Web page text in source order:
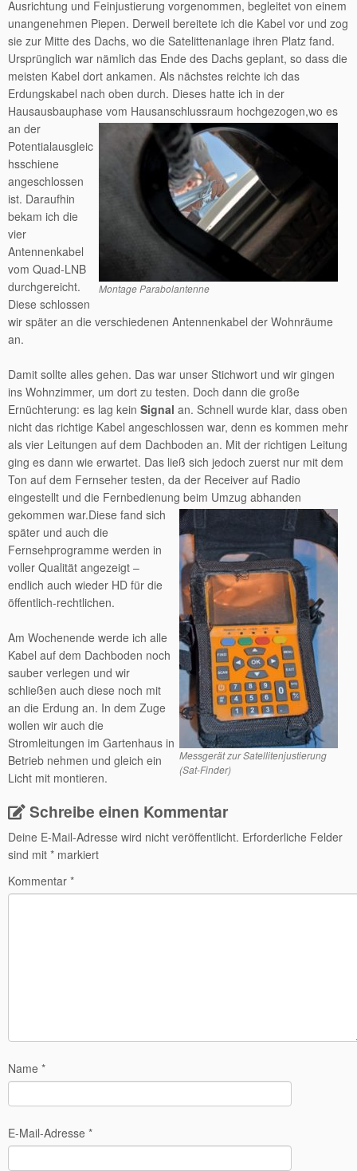
Ausrichtung und Feinjustierung vorgenommen, begleitet von einem
unangenehmen Piepen. Derweil bereitete ich die Kabel vor und zog
sie zur Mitte des Dachs, wo die Satelittenanlage ihren Platz fand.
Ursprünglich war nämlich das Ende des Dachs geplant, so dass die
meisten Kabel dort ankamen. Als nächstes reichte ich das
Erdungskabel nach oben durch. Dieses hatte ich in der
Hausausbauphase vom Hausanschlussraum hochgezogen,
Montage Parabolantenne
wo es
an der
Potentialausgleic
hsschiene
angeschlossen
ist. Daraufhin
bekam ich die
vier
Antennenkabel
vom Quad-LNB
durchgereicht.
Diese schlossen
wir später an die verschiedenen Antennenkabel der Wohnräume
an.
Damit sollte alles gehen. Das war unser Stichwort und wir gingen
ins Wohnzimmer, um dort zu testen. Doch dann die große
Ernüchterung: es lag kein Signal an. Schnell wurde klar, dass oben
nicht das richtige Kabel angeschlossen war, denn es kommen mehr
als vier Leitungen auf dem Dachboden an. Mit der richtigen Leitung
ging es dann wie erwartet. Das ließ sich jedoch zuerst nur mit dem
Ton auf dem Fernseher testen, da der Receiver auf Radio
eingestellt und die Fernbedienung beim Umzug abhanden
gekommen war.
Messgerät zur Satellitenjustierung
(Sat-Finder)
Diese fand sich
später und auch die
Fernsehprogramme werden in
voller Qualität angezeigt –
endlich auch wieder HD für die
öffentlich-rechtlichen.
Am Wochenende werde ich alle
Kabel auf dem Dachboden noch
sauber verlegen und wir
schließen auch diese noch mit
an die Erdung an. In dem Zuge
wollen wir auch die
Stromleitungen im Gartenhaus in
Betrieb nehmen und gleich ein
Licht mit montieren.
Schreibe einen Kommentar
Deine E-Mail-Adresse wird nicht veröffentlicht. Erforderliche Felder
sind mit * markiert
Kommentar *
Name *
E-Mail-Adresse *